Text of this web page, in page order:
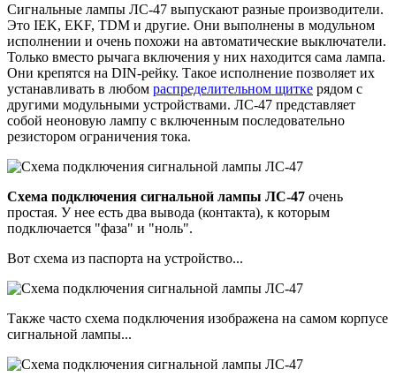
Сигнальные лампы ЛС-47 выпускают разные производители.
Это IEK, EKF, TDM и другие. Они выполнены в модульном
исполнении и очень похожи на автоматические выключатели.
Только вместо рычага включения у них находится сама лампа.
Они крепятся на DIN-рейку. Такое исполнение позволяет их
устанавливать в любом распределительном щитке рядом с
другими модульными устройствами. ЛС-47 представляет
собой неоновую лампу с включенным последовательно
резистором ограничения тока.
Схема подключения сигнальной лампы ЛС-47 очень
простая. У нее есть два вывода (контакта), к которым
подключается "фаза" и "ноль".
Вот схема из паспорта на устройство...
Также часто схема подключения изображена на самом корпусе
сигнальной лампы...